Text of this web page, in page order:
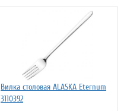
Вилка столовая ALASKA Eternum
3110392